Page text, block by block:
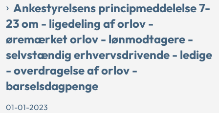
Ankestyrelsens principmeddelelse 7-
23 om - ligedeling af orlov -
øremærket orlov - lønmodtagere -
selvstændig erhvervsdrivende - ledige
- overdragelse af orlov -
barselsdagpenge
01-01-2023